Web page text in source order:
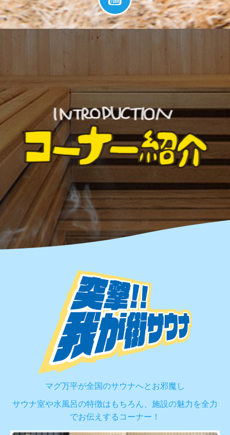
マグ万平が全国のサウナへとお邪魔し
サウナ室や水風呂の特徴はもちろん、施設の魅力を全力
でお伝えするコーナー！